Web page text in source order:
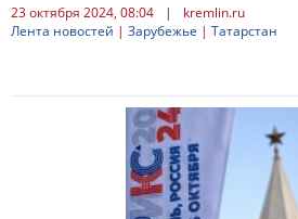
23 октября 2024, 08:04 |
kremlin.ru
Лента новостей | Зарубежье | Татарстан